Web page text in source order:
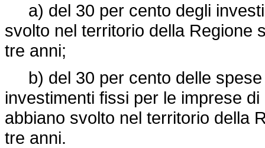
a) del 30 per cento degli
svolto nel territorio della Regione
tre anni;
b) del 30 per cento delle spese
investimenti fissi per le imprese
abbiano svolto nel territorio della
tre anni.